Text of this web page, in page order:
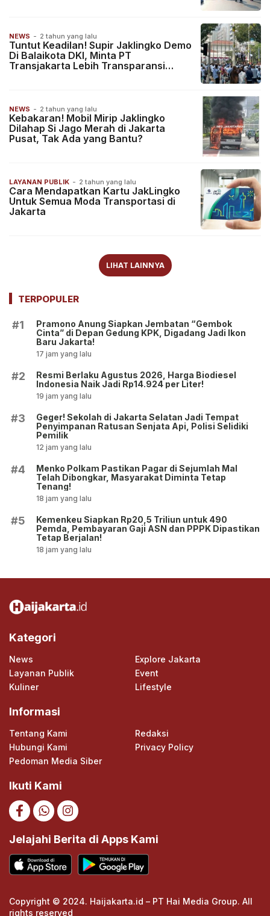
NEWS - 2 tahun yang lalu
Tuntut Keadilan! Supir Jaklingko Demo
Di Balaikota DKI, Minta PT
Transjakarta Lebih Transparansi
NEWS - 2 tahun yang lalu
Kebakaran! Mobil Mirip Jaklingko
Dilahap Si Jago Merah di Jakarta
Pusat, Tak Ada yang Bantu?
LAYANAN PUBLIK - 2 tahun yang lalu
Cara Mendapatkan Kartu JakLingko
Untuk Semua Moda Transportasi di
Jakarta
LIHAT LAINNYA
TERPOPULER
#1
Pramono Anung Siapkan Jembatan “Gembok
Cinta” di Depan Gedung KPK, Digadang Jadi Ikon
Baru Jakarta!
17 jam yang lalu
#2
Resmi Berlaku Agustus 2026, Harga Biodiesel
Indonesia Naik Jadi Rp14.924 per Liter!
19 jam yang lalu
#3
Geger! Sekolah di Jakarta Selatan Jadi Tempat
Penyimpanan Ratusan Senjata Api, Polisi Selidiki
Pemilik
12 jam yang lalu
#4
Menko Polkam Pastikan Pagar di Sejumlah Mal
Telah Dibongkar, Masyarakat Diminta Tetap
Tenang!
18 jam yang lalu
#5
Kemenkeu Siapkan Rp20,5 Triliun untuk 490
Pemda, Pembayaran Gaji ASN dan PPPK Dipastikan
Tetap Berjalan!
18 jam yang lalu
Kategori
News
Explore Jakarta
Layanan Publik
Event
Kuliner
Lifestyle
Informasi
Tentang Kami
Redaksi
Hubungi Kami
Privacy Policy
Pedoman Media Siber
Ikuti Kami
Jelajahi Berita di Apps Kami
Copyright © 2024. Haijakarta.id – PT Hai Media Group. All
rights reserved